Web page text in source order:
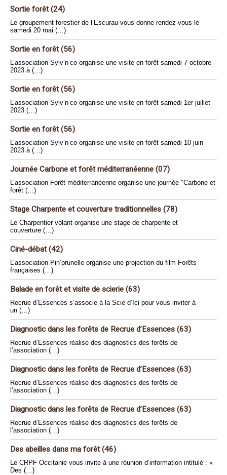
Sortie forêt (24)
Le groupement forestier de l’Escurau vous donne rendez-vous le
samedi 20 mai (…)
Sortie en forêt (56)
L’association Sylv’n’co organise une visite en forêt samedi 7 octobre
2023 à (…)
Sortie en forêt (56)
L’association Sylv’n’co organise une visite en forêt samedi 1er juillet
2023 (…)
Sortie en forêt (56)
L’association Sylv’n’co organise une visite en forêt samedi 10 juin
2023 à (…)
Journée Carbone et forêt méditerranéenne (07)
L’association Forêt méditerranéenne organise une journée "Carbone et
forêt (…)
Stage Charpente et couverture traditionnelles (78)
Le Charpentier volant organise une stage de charpente et
couverture (…)
Ciné-débat (42)
L’association Pin’prunelle organise une projection du film Forêts
françaises (…)
Balade en forêt et visite de scierie (63)
Recrue d’Essences s’associe à la Scie d’Ici pour vous inviter à
un (…)
Diagnostic dans les forêts de Recrue d’Essences (63)
Recrue d’Essences réalise des diagnostics des forêts de
l’association (…)
Diagnostic dans les forêts de Recrue d’Essences (63)
Recrue d’Essences réalise des diagnostics des forêts de
l’association (…)
Diagnostic dans les forêts de Recrue d’Essences (63)
Recrue d’Essences réalise des diagnostics des forêts de
l’association (…)
Des abeilles dans ma forêt (46)
Le CRPF Occitanie vous invite à une réunion d’information intitulé : «
Des (…)